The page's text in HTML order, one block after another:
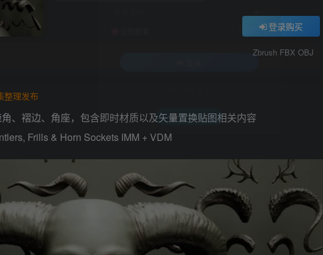
登录购买
Zbrush FBX OBJ
整理发布
、褶边、角座，包含即时材质以及矢量置换贴图相关内容
Frills & Horn Sockets IMM + VDM
找回密码
QQ登录